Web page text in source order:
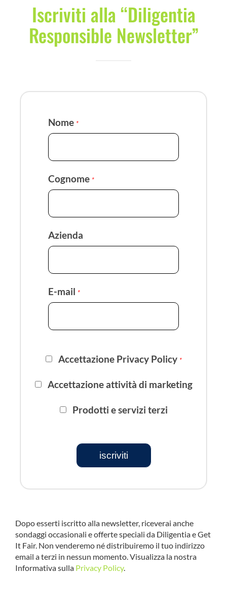
Iscriviti alla “Diligentia
Responsible Newsletter”
Nome *
Cognome *
Azienda
E-mail *
Accettazione Privacy Policy *
Accettazione attività di marketing
Prodotti e servizi terzi
iscriviti
Dopo esserti iscritto alla newsletter, riceverai anche
sondaggi occasionali e offerte speciali da Diligentia e Get
It Fair. Non venderemo né distribuiremo il tuo indirizzo
email a terzi in nessun momento. Visualizza la nostra
Informativa sulla Privacy Policy.